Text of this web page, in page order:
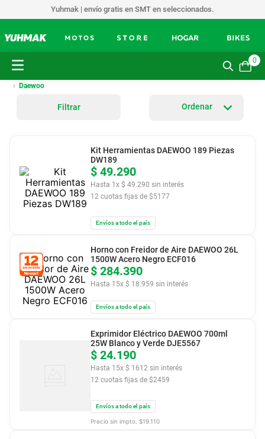
Yuhmak | envío gratis en SMT en seleccionados.
0
Daewoo
Filtrar
$ 49.290
Hasta 1x $ 49.290 sin interés
12 cuotas fijas de $5177
Kit Herramientas DAEWOO 189 Piezas
DW189
Envíos a todo el país
$ 284.390
Hasta 15x $ 18.959 sin interés
Horno con Freidor de Aire DAEWOO 26L
1500W Acero Negro ECF016
Envíos a todo el país
$ 24.190
Hasta 15x $ 1612 sin interés
12 cuotas fijas de $2459
Exprimidor Eléctrico DAEWOO 700ml
25W Blanco y Verde DJE5567
Envíos a todo el país
Precio sin impto. $19.110